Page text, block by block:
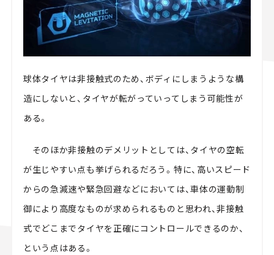
球体タイヤは非接触式のため、ボディにしまうような構
造にしないと、タイヤが転がっていってしまう可能性が
ある。
そのほか非接触のデメリットとしては、タイヤの空転
が生じやすい点も挙げられるだろう。特に、高いスピード
からの急減速や緊急回避などにおいては、車体の運動制
御により高度なものが求められるものと思われ、非接触
式でどこまでタイヤを正確にコントロールできるのか、
という点はある。